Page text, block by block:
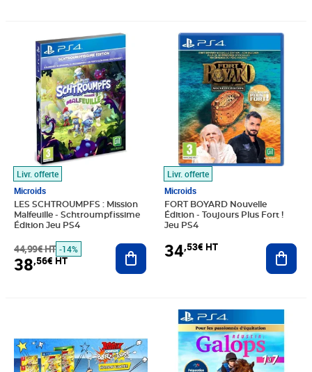
Livr. offerte
Microids
LES SCHTROUMPFS : Mission
Malfeuille - Schtroumpfissime
Édition Jeu PS4
44,99€ HT
Prix barré 44,99€ HT
-14%
38,56€ HT
Prix 38,56€ HT
Ajouter au panier
Livr. offerte
Microids
FORT BOYARD Nouvelle
Édition - Toujours Plus Fort !
Jeu PS4
34,53€ HT
Prix 34,53€ HT
Prix 36,38€ HT